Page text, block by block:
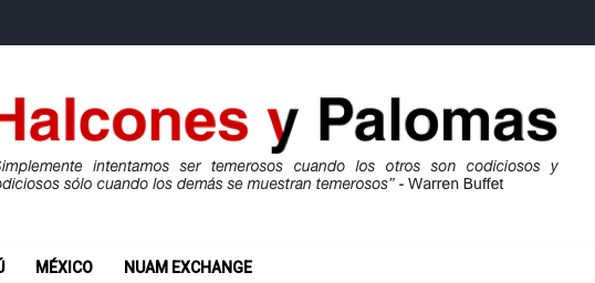
MÉXICO NUAM EXCHANGE